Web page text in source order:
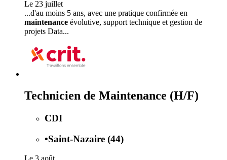
Le 23 juillet
...d'au moins 5 ans, avec une pratique confirmée en
maintenance évolutive, support technique et gestion de
projets Data...
Technicien de Maintenance (H/F)
CDI
•Saint-Nazaire (44)